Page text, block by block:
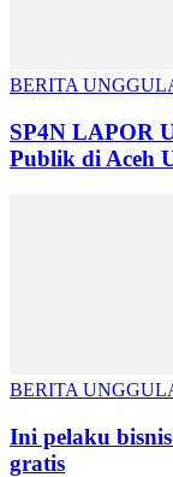
BERITA
SP4N LAPOR
Publik di Aceh
BERITA
Ini pelaku
gratis